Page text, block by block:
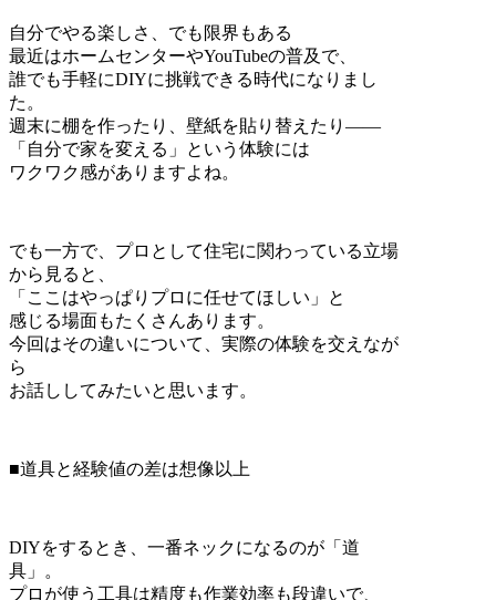
自分でやる楽しさ、でも限界もある
最近はホームセンターやYouTubeの普及で、
誰でも手軽にDIYに挑戦できる時代になりまし
た。
週末に棚を作ったり、壁紙を貼り替えたり——
「自分で家を変える」という体験には
ワクワク感がありますよね。
でも一方で、プロとして住宅に関わっている立場
から見ると、
「ここはやっぱりプロに任せてほしい」と
感じる場面もたくさんあります。
今回はその違いについて、実際の体験を交えなが
ら
お話ししてみたいと思います。
■道具と経験値の差は想像以上
DIYをするとき、一番ネックになるのが「道
具」。
プロが使う工具は精度も作業効率も段違いで、